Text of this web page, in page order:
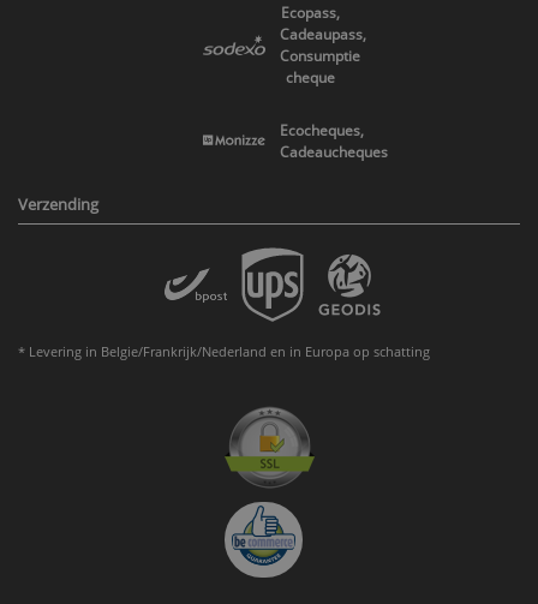
Ecopass,
Cadeaupass,
Consumptie
cheque
Ecocheques,
Cadeaucheques
Verzending
* Levering in Belgie/Frankrijk/Nederland en in Europa op schatting